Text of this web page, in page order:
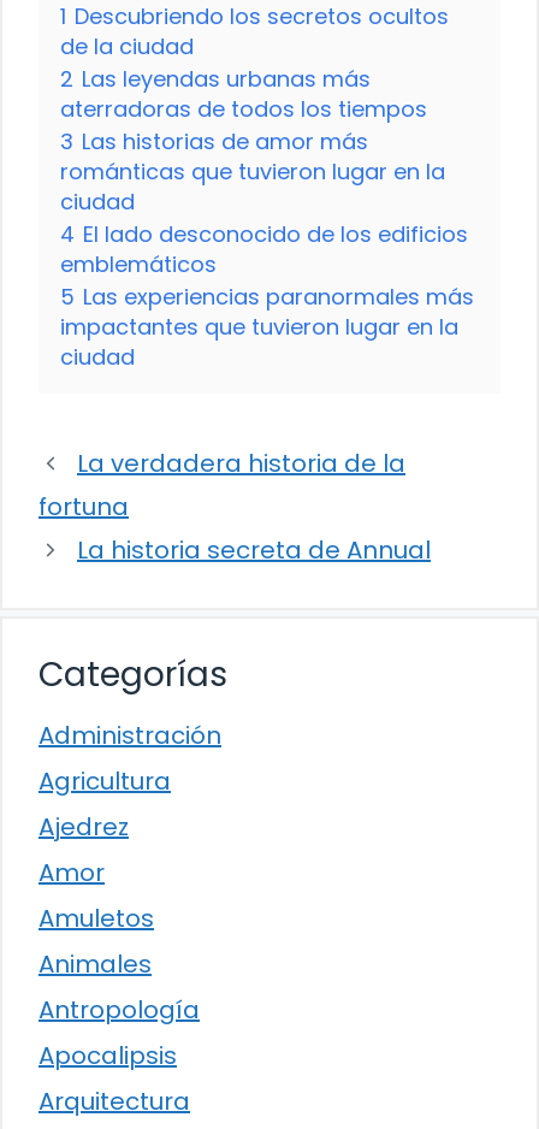
1 Descubriendo los secretos ocultos
de la ciudad
2 Las leyendas urbanas más
aterradoras de todos los tiempos
3 Las historias de amor más
románticas que tuvieron lugar en la
ciudad
4 El lado desconocido de los edificios
emblemáticos
5 Las experiencias paranormales más
impactantes que tuvieron lugar en la
ciudad
La verdadera historia de la
fortuna
La historia secreta de Annual
Categorías
Administración
Agricultura
Ajedrez
Amor
Amuletos
Animales
Antropología
Apocalipsis
Arquitectura